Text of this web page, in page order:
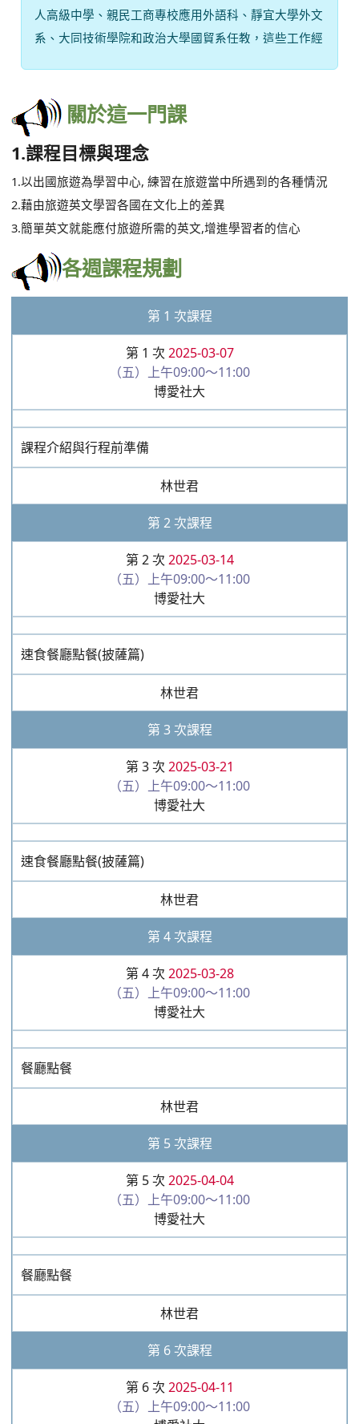
人高級中學、親民工商專校應用外語科、靜宜大學外文
系、大同技術學院和政治大學國貿系任教，這些工作經
同程度的學生做教學上的調整。為了喚起更多學生的學
習興趣，本人積極運用電腦輔助英語教學，不僅嘗試利
用各種英文網站融入課程中，讓英語教學更多元化與趣
味化。
關於這一門課
1.課程目標與理念
1.以出國旅遊為學習中心, 練習在旅遊當中所遇到的各種情況
2.藉由旅遊英文學習各國在文化上的差異
3.簡單英文就能應付旅遊所需的英文,增進學習者的信心
各週課程規劃
第 1 次課程
第 1 次 2025-03-07
（五）上午09:00～11:00
博愛社大
課程介紹與行程前準備
林世君
第 2 次課程
第 2 次 2025-03-14
（五）上午09:00～11:00
博愛社大
速食餐廳點餐(披薩篇)
林世君
第 3 次課程
第 3 次 2025-03-21
（五）上午09:00～11:00
博愛社大
速食餐廳點餐(披薩篇)
林世君
第 4 次課程
第 4 次 2025-03-28
（五）上午09:00～11:00
博愛社大
餐廳點餐
林世君
第 5 次課程
第 5 次 2025-04-04
（五）上午09:00～11:00
博愛社大
餐廳點餐
林世君
第 6 次課程
第 6 次 2025-04-11
（五）上午09:00～11:00